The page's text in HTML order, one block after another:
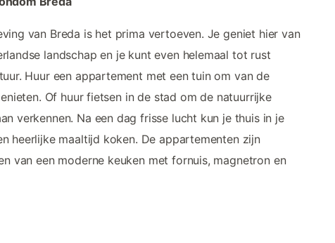
van Breda is het prima vertoeven. Je geniet hier van
landschap en je kunt even helemaal tot rust
Huur een appartement met een tuin om van de
Of huur fietsen in de stad om de natuurrijke
verkennen. Na een dag frisse lucht kun je thuis in je
heerlijke maaltijd koken. De appartementen zijn
van een moderne keuken met fornuis, magnetron en